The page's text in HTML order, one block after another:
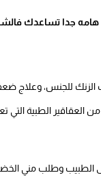
للجنس، وعلاج
العقاقير الطبية التي
وطلب مني الخضوع